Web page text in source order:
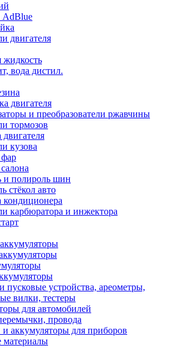
AdBlue
двигателя
жидкость
вода дистил.
двигателя
и преобразователи ржавчины
тормозов
кузова
и полироль шин
стёкол авто
карбюратора и инжектора
пусковые устройства, ареометры,
вилки, тестеры
для автомобилей
провода
и аккумуляторы для приборов